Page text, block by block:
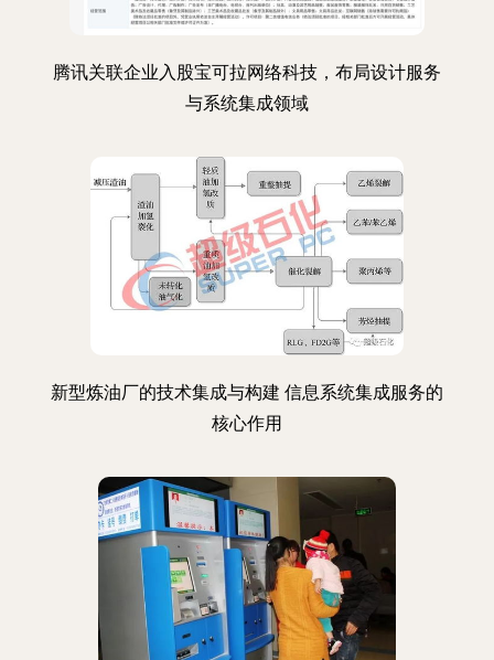
腾讯关联企业入股宝可拉网络科技，布局设计服务
与系统集成领域
新型炼油厂的技术集成与构建 信息系统集成服务的
核心作用